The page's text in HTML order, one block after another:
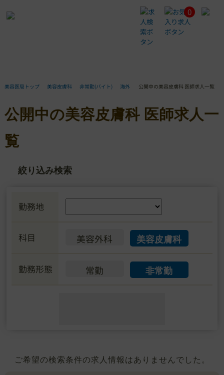
公
開
科
師
求
一
覧
0
美容医局トップ 美容皮膚科 非常勤(バイト) 海外 公開中の美容皮膚科 医師求人一覧
公開中の美容皮膚科 医師求人一
覧
絞り込み検索
勤務地
科目 美容外科 美容皮膚科
勤務形態 常勤 非常勤
ご希望の検索条件の求人情報はありませんでした。